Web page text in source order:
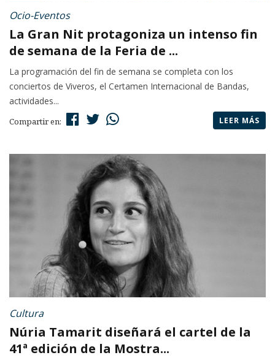
Ocio-Eventos
La Gran Nit protagoniza un intenso fin
de semana de la Feria de ...
La programación del fin de semana se completa con los
conciertos de Viveros, el Certamen Internacional de Bandas,
actividades...
Compartir en: LEER MÁS
Cultura
Núria Tamarit diseñará el cartel de la
41ª edición de la Mostra...